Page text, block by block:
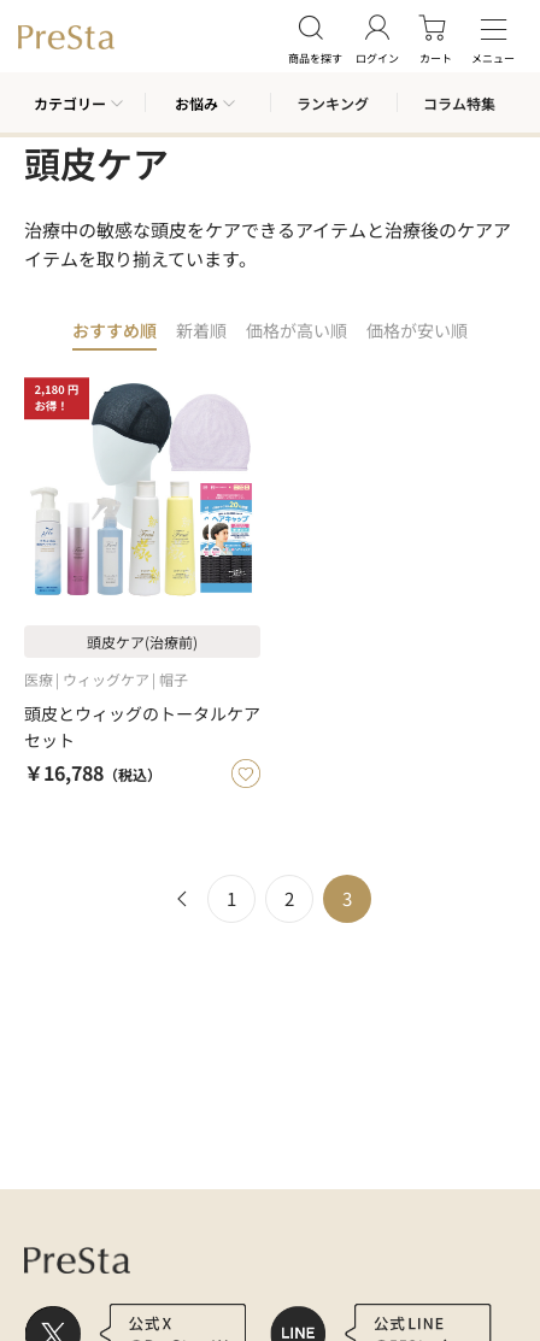
商品を探す ログイン カート メニュー
カテゴリー お悩み ランキング コラム特集
頭皮ケア
治療中の敏感な頭皮をケアできるアイテムと治療後のケアア
イテムを取り揃えています。
おすすめ順 新着順 価格が高い順 価格が安い順
頭皮ケア(治療前)
医療 ウィッグケア 帽子
頭皮とウィッグのトータルケア
セット
￥16,788 （税込）
1 2 3